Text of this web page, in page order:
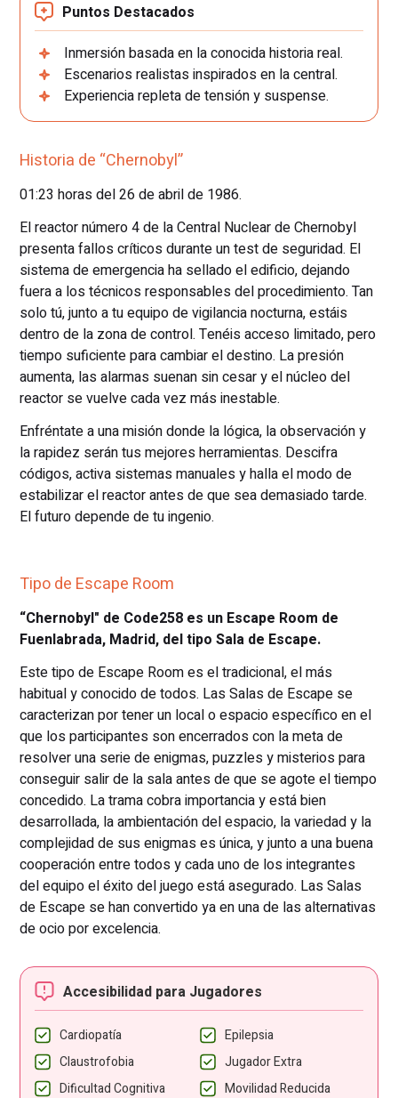
Puntos Destacados
Inmersión basada en la conocida historia real.
Escenarios realistas inspirados en la central.
Experiencia repleta de tensión y suspense.
Historia de “Chernobyl”
01:23 horas del 26 de abril de 1986.
El reactor número 4 de la Central Nuclear de Chernobyl
presenta fallos críticos durante un test de seguridad. El
sistema de emergencia ha sellado el edificio, dejando
fuera a los técnicos responsables del procedimiento. Tan
solo tú, junto a tu equipo de vigilancia nocturna, estáis
dentro de la zona de control. Tenéis acceso limitado, pero
tiempo suficiente para cambiar el destino. La presión
aumenta, las alarmas suenan sin cesar y el núcleo del
reactor se vuelve cada vez más inestable.
Enfréntate a una misión donde la lógica, la observación y
la rapidez serán tus mejores herramientas. Descifra
códigos, activa sistemas manuales y halla el modo de
estabilizar el reactor antes de que sea demasiado tarde.
El futuro depende de tu ingenio.
Tipo de Escape Room
“Chernobyl" de Code258 es un Escape Room de
Fuenlabrada, Madrid, del tipo Sala de Escape.
Este tipo de Escape Room es el tradicional, el más
habitual y conocido de todos. Las Salas de Escape se
caracterizan por tener un local o espacio específico en el
que los participantes son encerrados con la meta de
resolver una serie de enigmas, puzzles y misterios para
conseguir salir de la sala antes de que se agote el tiempo
concedido. La trama cobra importancia y está bien
desarrollada, la ambientación del espacio, la variedad y la
complejidad de sus enigmas es única, y junto a una buena
cooperación entre todos y cada uno de los integrantes
del equipo el éxito del juego está asegurado. Las Salas
de Escape se han convertido ya en una de las alternativas
de ocio por excelencia.
Accesibilidad para Jugadores
Cardiopatía
Epilepsia
Claustrofobia
Jugador Extra
Dificultad Cognitiva
Movilidad Reducida